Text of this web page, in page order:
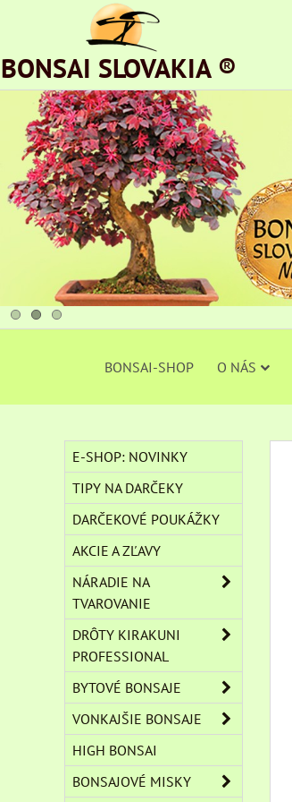
BONSAI SLOVAKIA ®
BONSAI-SHOP O NÁS
E-SHOP: NOVINKY
TIPY NA DARČEKY
DARČEKOVÉ POUKÁŽKY
AKCIE A ZĽAVY
NÁRADIE NA
TVAROVANIE
DRÔTY KIRAKUNI
PROFESSIONAL
BYTOVÉ BONSAJE
VONKAJŠIE BONSAJE
HIGH BONSAI
BONSAJOVÉ MISKY